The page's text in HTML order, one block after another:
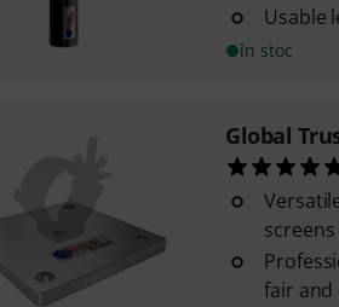
Usable
în stoc
Global
fair and